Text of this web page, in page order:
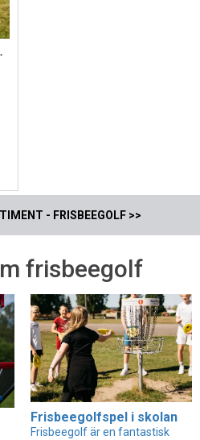
5 stjärnor
- FRISBEEGOLF >>
frisbeegolf
Frisbeegolfspel i skolan
Frisbeegolf är en fantastisk